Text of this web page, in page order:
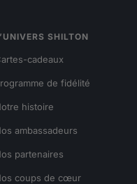
SHILTON
cadeaux
de fidélité
histoire
ambassadeurs
partenaires
coups de cœur